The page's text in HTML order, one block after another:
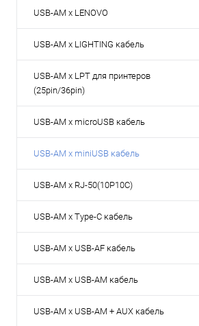
USB-AM x LENOVO
USB-AM x LIGHTING кабель
USB-AM x LPT для принтеров
(25pin/36pin)
USB-AM x microUSB кабель
USB-AM x miniUSB кабель
USB-AM x RJ-50(10P10C)
USB-AM x Type-C кабель
USB-AM x USB-AF кабель
USB-AM x USB-AM кабель
USB-AM x USB-AM + AUX кабель